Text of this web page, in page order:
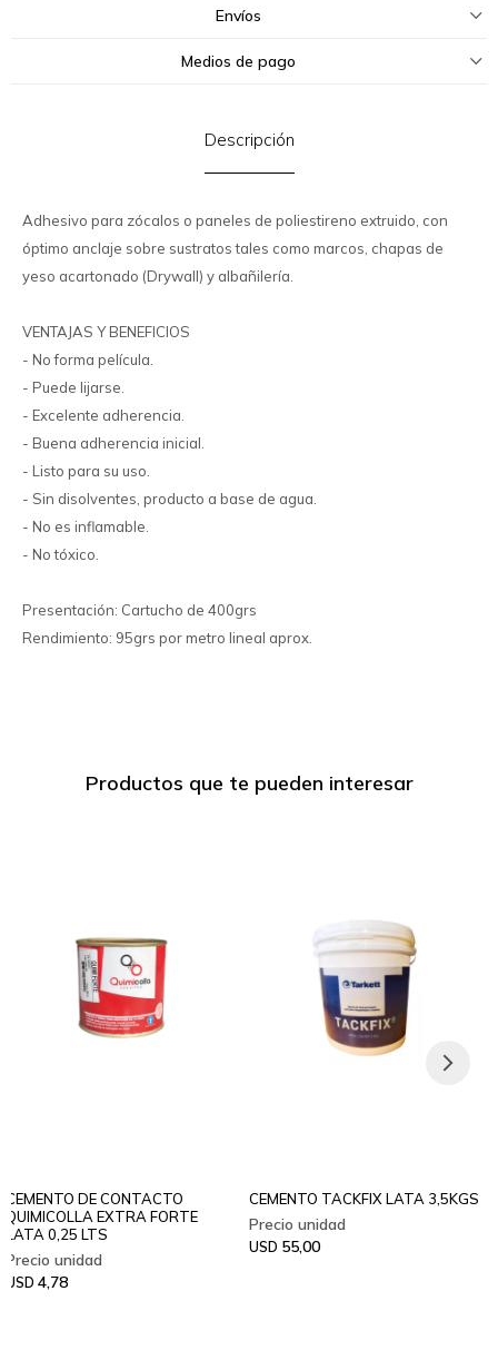
Envíos
Medios de pago
Descripción
Adhesivo para zócalos o paneles de poliestireno extruido, con
óptimo anclaje sobre sustratos tales como marcos, chapas de
yeso acartonado (Drywall) y albañilería.
VENTAJAS Y BENEFICIOS
- No forma película.
- Puede lijarse.
- Excelente adherencia.
- Buena adherencia inicial.
- Listo para su uso.
- Sin disolventes, producto a base de agua.
- No es inflamable.
- No tóxico.
Presentación: Cartucho de 400grs
Rendimiento: 95grs por metro lineal aprox.
Productos que te pueden interesar
CEMENTO DE CONTACTO
QUIMICOLLA EXTRA FORTE
LATA 0,25 LTS
USD 4,78
CEMENTO TACKFIX LATA 3,5KGS
USD 55,00